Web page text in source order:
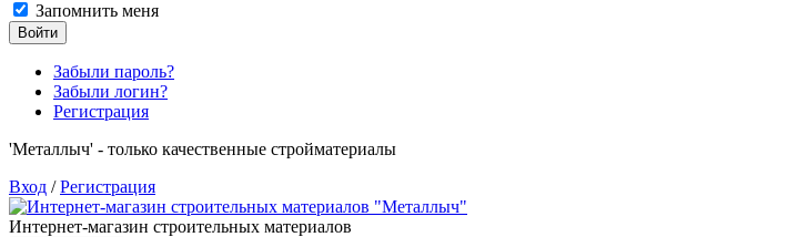
Запомнить меня
Войти
Забыли пароль?
Забыли логин?
Регистрация
'Металлыч' - только качественные стройматериалы
Вход /Регистрация
Интернет-магазин строительных материалов